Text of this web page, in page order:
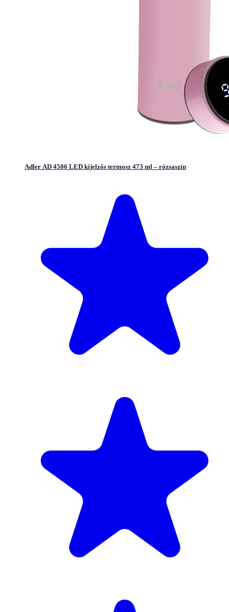
Adler AD 4506 LED kijelzős termosz 473 ml – rózsaszín